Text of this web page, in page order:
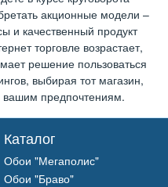
акционные модели –
и качественный продукт
торговле возрастает,
решение пользоваться
выбирая тот магазин,
вашим предпочтениям.
Каталог
Обои "Мегаполис"
Обои "Браво"